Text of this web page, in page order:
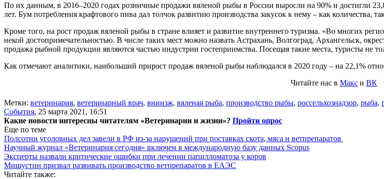
По их данным, в 2016–2020 годах розничные продажи вяленой рыбы в России выросли на 90% и достигли
лет. Бум потребления крафтового пива дал толчок развитию производства закусок к нему – как количества,
Кроме того, на рост продаж вяленой рыбы в стране влияет и развитие внутреннего туризма. «Во многих
некой достопримечательностью. В числе таких мест можно назвать Астрахань, Волгоград, Архангельск,
продажа рыбной продукции являются частью индустрии гостеприимства. Посещая такие места, туристы не
Как отмечают аналитики, наибольший прирост продаж вяленой рыбы наблюдался в 2020 году – на 22,1%
Читайте нас в Макс и ВК
Метки: ветеринария, ветеринарный врач, вниизж, вяленая рыба, производство рыбы, россельхознадзор, рыба,
События, 25 марта 2021, 16:51
Какие новости интересны читателям «Ветеринарии и жизни»? Пройти опрос
Еще по теме
Полсотни уголовных дел завели в РФ из-за нарушений при поставках скота, мяса и ветпрепаратов
Научный журнал «Ветеринария сегодня» включен в международную базу данных Scopus
Эксперты назвали критические ошибки при лечении папилломатоза у коров
Мишустин призвал развивать производство ветпрепаратов в ЕАЭС
Читайте также: